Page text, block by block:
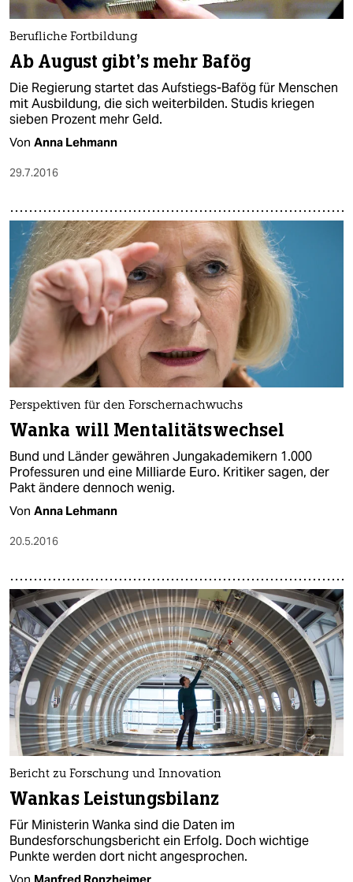
Berufliche Fortbildung
Ab August gibt's mehr Bafög
Die Regierung startet das Aufstiegs-Bafög für Menschen
mit Ausbildung, die sich weiterbilden. Studis kriegen
sieben Prozent mehr Geld.
Von Anna Lehmann
29.7.2016
Perspektiven für den Forschernachwuchs
Wanka will Mentalitätswechsel
Bund und Länder gewähren Jungakademikern 1.000
Professuren und eine Milliarde Euro. Kritiker sagen, der
Pakt ändere dennoch wenig.
Von Anna Lehmann
20.5.2016
Bericht zu Forschung und Innovation
Wankas Leistungsbilanz
Für Ministerin Wanka sind die Daten im
Bundesforschungsbericht ein Erfolg. Doch wichtige
Punkte werden dort nicht angesprochen.
Von Manfred Ronzheimer